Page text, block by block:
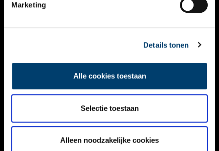
Marketing
Details tonen
Alle cookies toestaan
Selectie toestaan
Alleen noodzakelijke cookies
NIEUWSBRIEF
DISCLAIMER
TOEGANKELIJKHEID
Volg ONH op social media